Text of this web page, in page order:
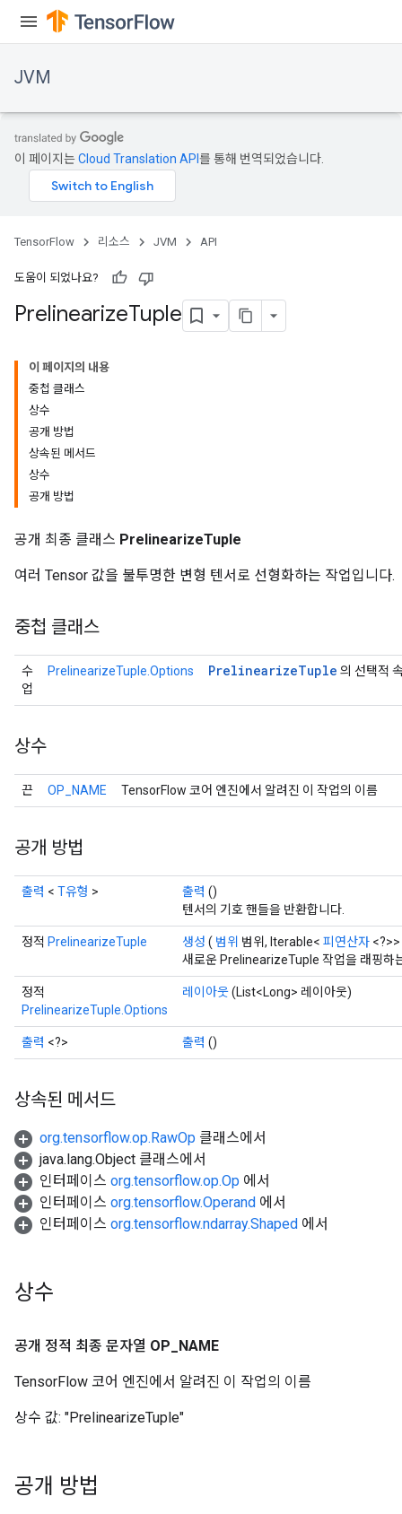
JVM
이 페이지는Cloud Translation API 를 통해 번역되었습니다.
TensorFlow 리소스 JVM API
도움이 되었나요?
PrelinearizeTuple
이 페이지의 내용
중첩 클래스
상수
공개 방법
상속된 메서드
상수
공개 방법
공개 최종 클래스 PrelinearizeTuple
여러 Tensor 값을 불투명한 변형 텐서로 선형화하는 작업입니다.
중첩 클래스
수
업
PrelinearizeTuple.Options PrelinearizeTuple 의 선택적
상수
끈 OP_NAME TensorFlow 코어 엔진에서 알려진 이 작업의 이름
공개 방법
출력 < T유형 > 출력 ()
텐서의 기호 핸들을 반환합니다.
정적 PrelinearizeTuple 생성 ( 범위 범위, Iterable< 피연산자
새로운 PrelinearizeTuple 작업을 래핑하
정적
PrelinearizeTuple.Options
레이아웃(List<Long> 레이아웃)
출력 <?> 출력 ()
상속된 메서드
org.tensorflow.op.RawOp 클래스에서
java.lang.Object 클래스에서
인터페이스 org.tensorflow.op.Op 에서
인터페이스 org.tensorflow.Operand 에서
인터페이스 org.tensorflow.ndarray.Shaped 에서
상수
공개 정적 최종 문자열 OP NAME
TensorFlow 코어 엔진에서 알려진 이 작업의 이름
상수 값: "PrelinearizeTuple"
공개 방법